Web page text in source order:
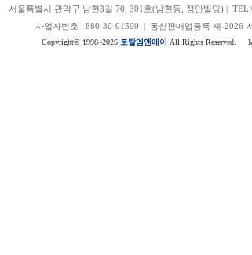
서울특별시 관악구 남현3길 70, 301호(남현동, 정안빌딩) |
사업자번호 : 880-30-01590 | 통신판매업등록 제-2026-
Copyright© 1998~2026 토탈엠앤에이 All Rights Reserved.